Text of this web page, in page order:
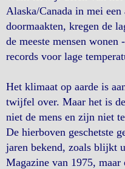
Alaska/Canada in mei
doormaakten, kregen de
de meeste mensen wonen
records voor lage
Het klimaat op aarde is
twijfel over. Maar het is
niet de mens en zijn niet
De hierboven geschetste
jaren bekend, zoals blijkt
Magazine van 1975, maar